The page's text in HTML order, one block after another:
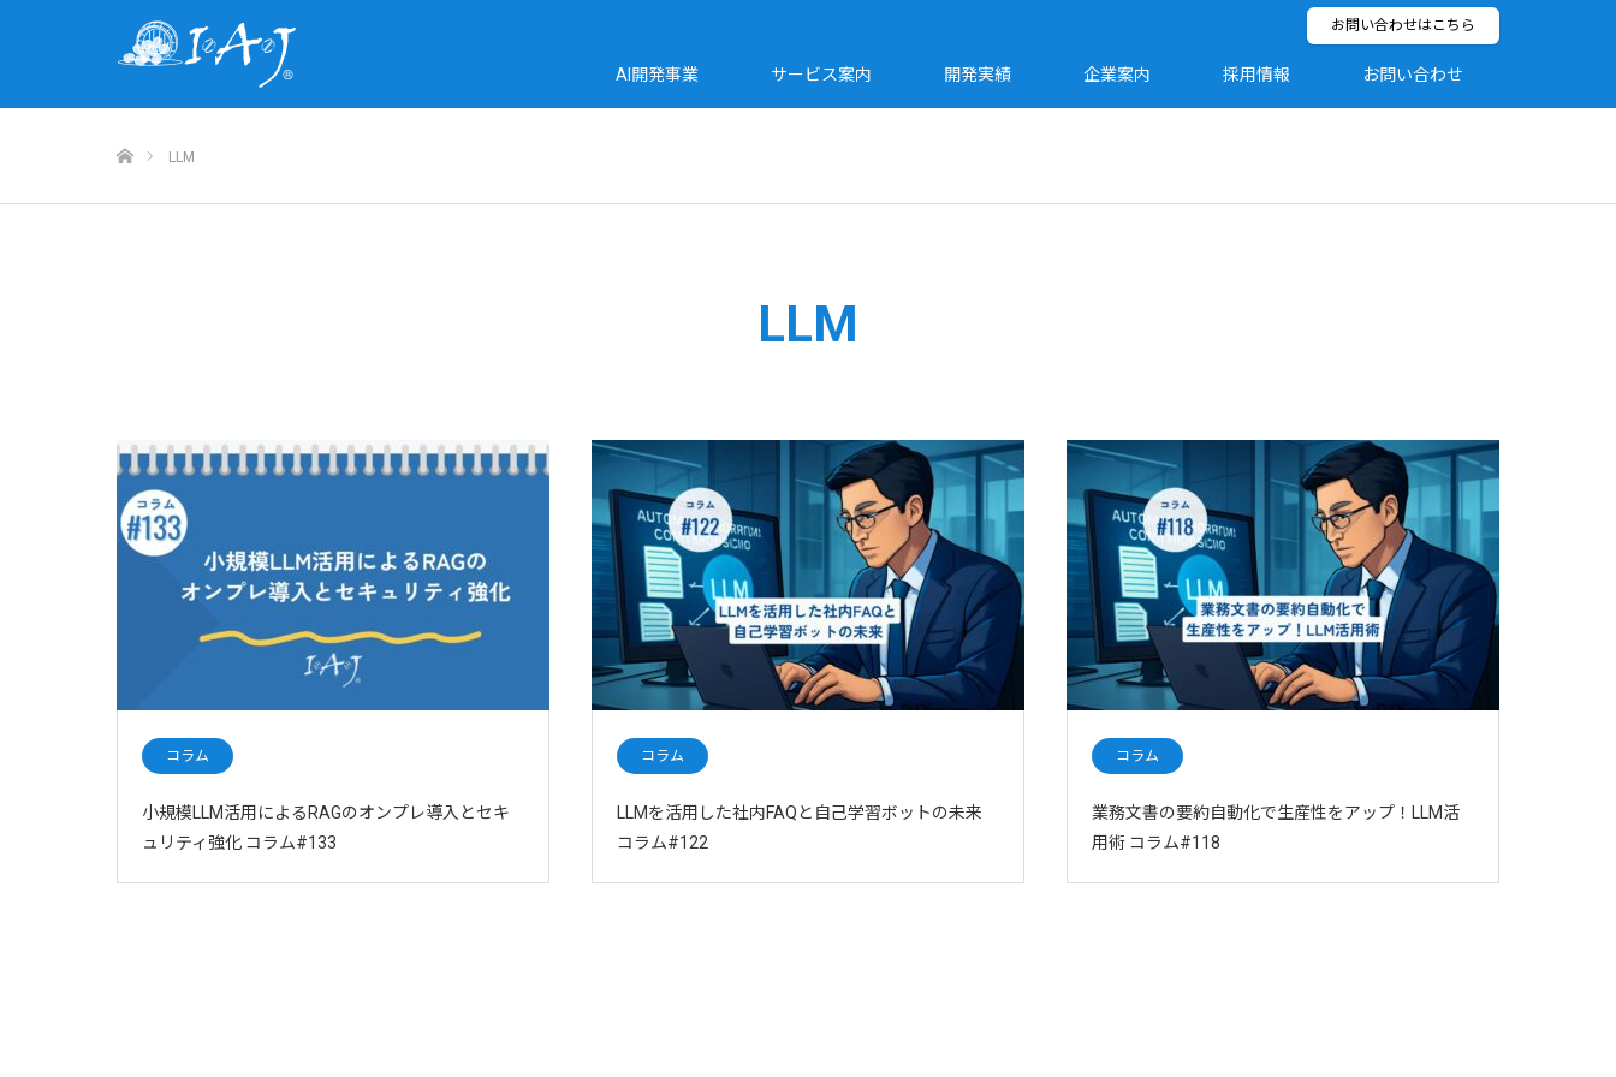
お問い合わせはこちら
AI開発事業 サービス案内 開発実績 企業案内 採用情報 お問い合わせ
LLM
LLM
コラム
小規模LLM活用によるRAGのオンプレ導入とセキ
ュリティ強化 コラム#133
コラム
LLMを活用した社内FAQと自己学習ボットの未来
コラム#122
コラム
業務文書の要約自動化で生産性をアップ！LLM活
用術 コラム#118